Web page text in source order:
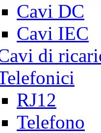
Cavi DC
Cavi IEC
di
RJ12
Telefono